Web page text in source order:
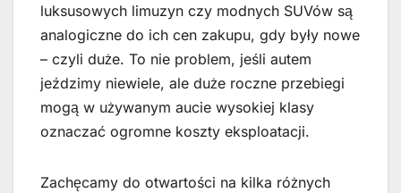
luksusowych limuzyn czy modnych SUVów są
analogiczne do ich cen zakupu, gdy były nowe
– czyli duże. To nie problem, jeśli autem
jeździmy niewiele, ale duże roczne przebiegi
mogą w używanym aucie wysokiej klasy
oznaczać ogromne koszty eksploatacji.
Zachęcamy do otwartości na kilka różnych